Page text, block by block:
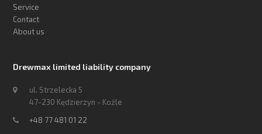
Service
Contact
About us
Drewmax limited liability company
ul. Strzelecka 5
47-230 Kędzierzyn - Koźle
+48 77 481 01 22